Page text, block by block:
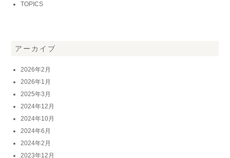
TOPICS
アーカイブ
2026年2月
2026年1月
2025年3月
2024年12月
2024年10月
2024年6月
2024年2月
2023年12月